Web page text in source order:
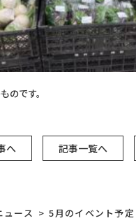
のです。
へ 記事一覧へ
ュース 5月のイベント予定